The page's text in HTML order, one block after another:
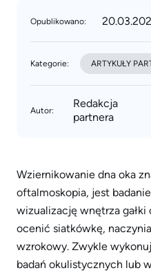
Autor:
Redakcja
partnera
Opublikowano:
Kategorie: ARTYKUŁY
Wziernikowanie dna oka
oftalmoskopia, jest
wizualizację wnętrza gałki
ocenić siatkówkę,
wzrokowy. Zwykle
badań okulistycznych lub